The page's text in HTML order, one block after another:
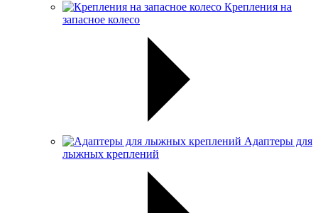
Крепления на
запасное колесо
Адаптеры для
лыжных креплений